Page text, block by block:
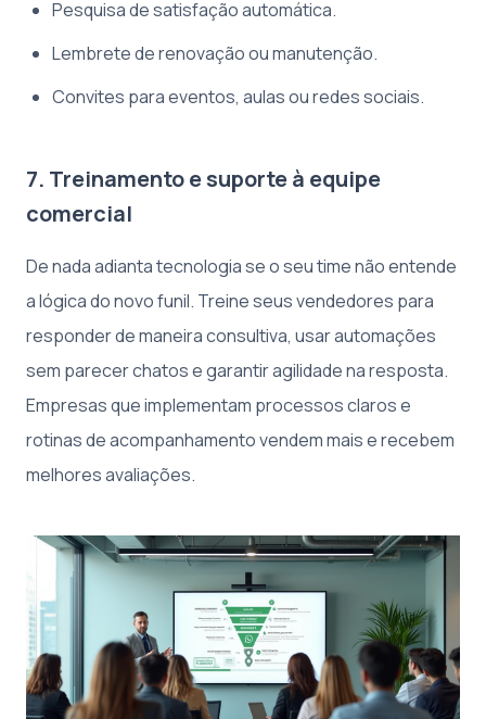
Pesquisa de satisfação automática.
Lembrete de renovação ou manutenção.
Convites para eventos, aulas ou redes sociais.
7. Treinamento e suporte à equipe
comercial
De nada adianta tecnologia se o seu time não entende
a lógica do novo funil. Treine seus vendedores para
responder de maneira consultiva, usar automações
sem parecer chatos e garantir agilidade na resposta.
Empresas que implementam processos claros e
rotinas de acompanhamento vendem mais e recebem
melhores avaliações.